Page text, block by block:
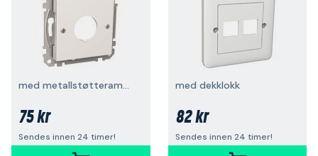
med metallstøtteramme
75 kr
Sendes innen 24 timer!
med dekklokk
82 kr
Sendes innen 24 timer!